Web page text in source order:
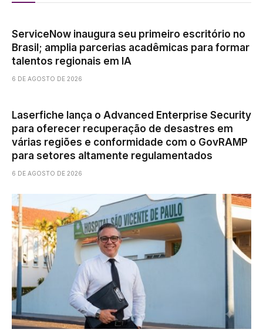
ServiceNow inaugura seu primeiro escritório no
Brasil; amplia parcerias acadêmicas para formar
talentos regionais em IA
6 DE AGOSTO DE 2026
Laserfiche lança o Advanced Enterprise Security
para oferecer recuperação de desastres em
várias regiões e conformidade com o GovRAMP
para setores altamente regulamentados
6 DE AGOSTO DE 2026